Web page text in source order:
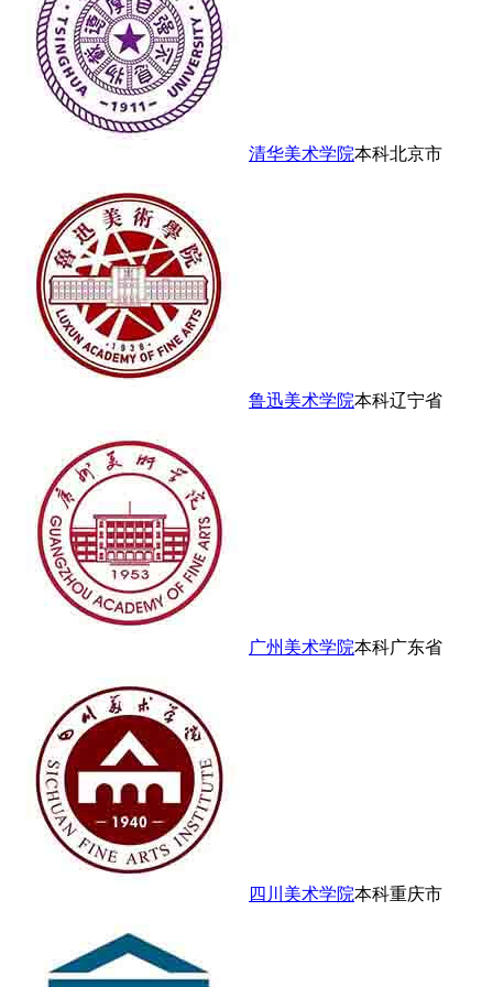
清华美术学院本科北京市
鲁迅美术学院本科辽宁省
广州美术学院本科广东省
四川美术学院本科重庆市